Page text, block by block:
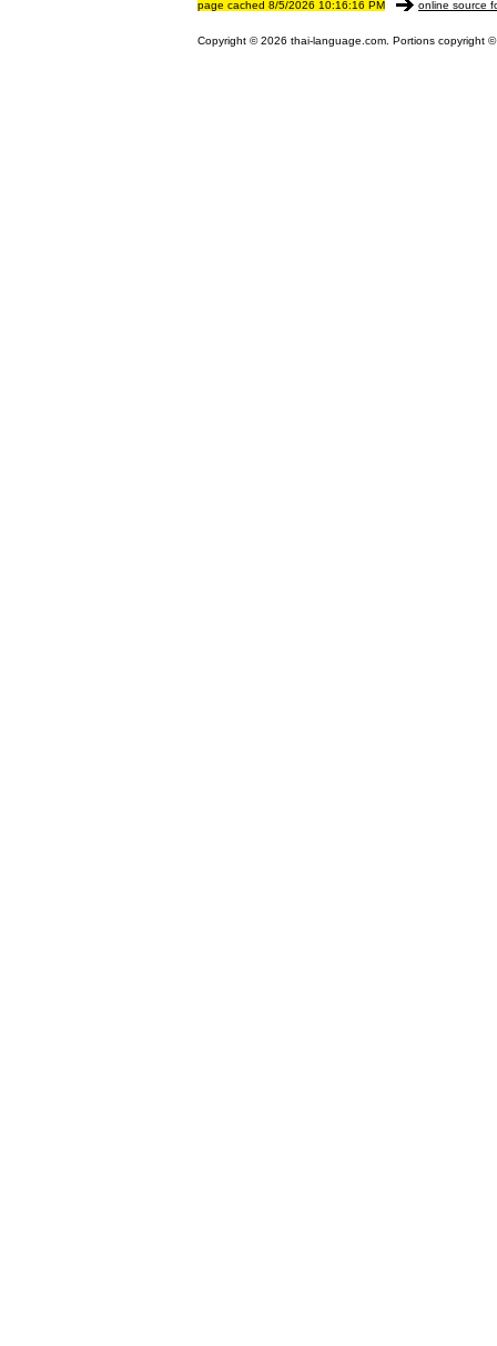
page cached 8/5/2026 10:16:16 PM online source
Copyright © 2026 thai-language.com. Portions copyright